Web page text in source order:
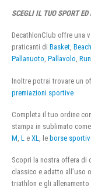
SCEGLI IL TUO SPORT
DecathlonClub offre una
praticanti di Basket,
Pallanuoto, Pallavolo,
Inoltre potrai trovare un
premiazioni sportive
Completa il tuo ordine
stampa in sublimato
M L e XL , le borse
Scopri la nostra offera di
classico e adatto all’uso
triathlon e gli